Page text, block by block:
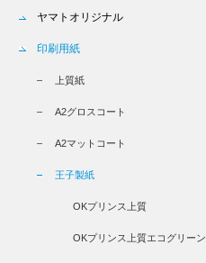
ヤマトオリジナル
印刷用紙
上質紙
A2グロスコート
A2マットコート
王子製紙
OKプリンス上質
OKプリンス上質エコグリーン